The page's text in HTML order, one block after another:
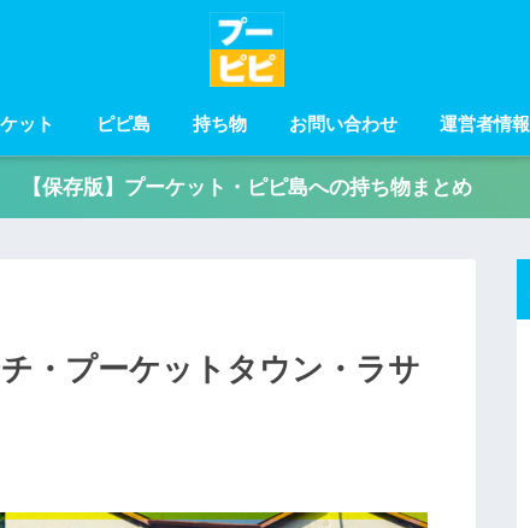
ット ピピ島 持ち物 お問い合わせ 運営者情報
【保存版】プーケット・ピピ島への持ち物まとめ
・プーケットタウン・ラサ